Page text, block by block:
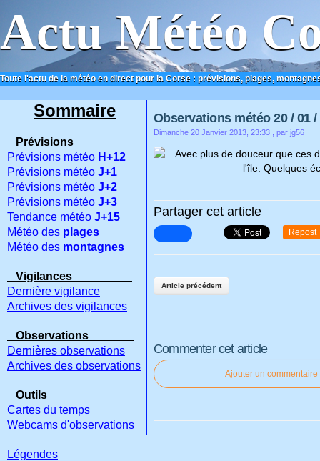
Actu Météo
Toute l'actu de la météo en direct pour la Corse : prévisions, plages,
ACCUEIL CONTACT
Observations météo 20 / 01 /
Dimanche 20 Janvier 2013, 23:33 , par jg56
Avec plus de douceur que ces
l'île. Quelques
Partager cet article
Repost
Article précédent
Commenter cet article
Ajouter un commentaire
Sommaire
Prévisions
Prévisions météo H+12
Prévisions météo J+1
Prévisions météo J+2
Prévisions météo J+3
Tendance météo J+15
Météo des plages
Météo des montagnes
Vigilances
Dernière vigilance
Archives des vigilances
Observations
Dernières observations
Archives des observations
Outils
Cartes du temps
Webcams d'observations
Légendes